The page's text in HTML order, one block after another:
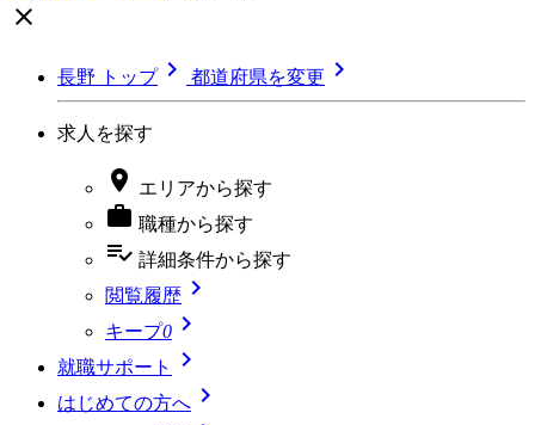

長野 トップ 都道府県を変更 
求人を探す
 エリアから探す
 職種から探す
playlist_add_check 詳細条件から探す
閲覧履歴 
キープ0 
就職サポート 
はじめての方へ 